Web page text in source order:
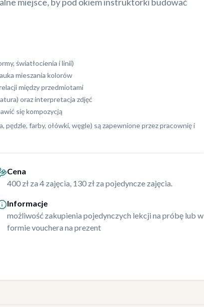
światłocienia i linii)
mieszania kolorów
między przedmiotami
oraz interpretacja zdjęć
się kompozycją
farby, ołówki, węgle) są zapewnione przez pracownię i
Cena
400 zł za 4 zajęcia, 130 zł za pojedyncze zajęcia.
Informacje
możliwość zakupienia pojedynczych lekcji na próbę lub w
formie vouchera na prezent